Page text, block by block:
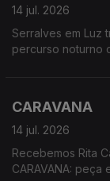
14 jul. 2026
Serralves em Luz
percurso noturno
CARAVANA
14 jul. 2026
Recebemos Rita
CARAVANA: